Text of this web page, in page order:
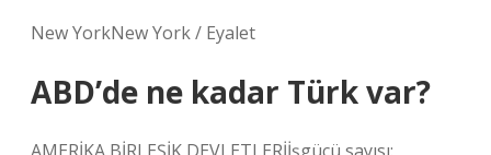
New YorkNew York / Eyalet
ABD’de ne kadar Türk var?